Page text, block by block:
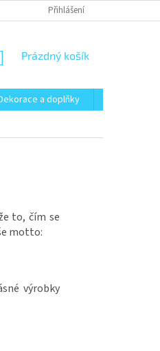
Přihlášení
NÁKUPNÍ
Prázdný košík
a doplňky
to, čím se
motto:
výrobky